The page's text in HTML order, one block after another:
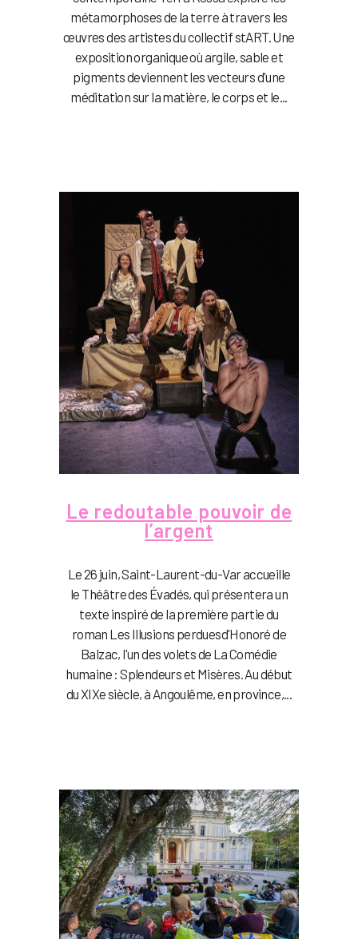
métamorphoses de la terre à travers les
œuvres des artistes du collectif stART. Une
exposition organique où argile, sable et
pigments deviennent les vecteurs d'une
méditation sur la matière, le corps et le...
Le redoutable pouvoir de
l’argent
Le 26 juin, Saint-Laurent-du-Var accueille
le Théâtre des Évadés, qui présentera un
texte inspiré de la première partie du
roman Les Illusions perduesd'Honoré de
Balzac, l'un des volets de La Comédie
humaine : Splendeurs et Misères. Au début
du XIXe siècle, à Angoulême, en province,...